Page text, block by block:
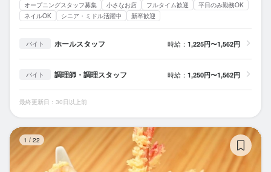
オープニングスタッフ募集 小さなお店 フルタイム歓迎
平日のみ勤務OK
ネイルOK
シニア・ミドル活躍中 新卒歓迎
バイト ホールスタッフ 時給： 1,225円〜1,562円
バイト 調理師・調理スタッフ 時給： 1,250円〜1,562円
最終更新日：30日以上前
1 / 22